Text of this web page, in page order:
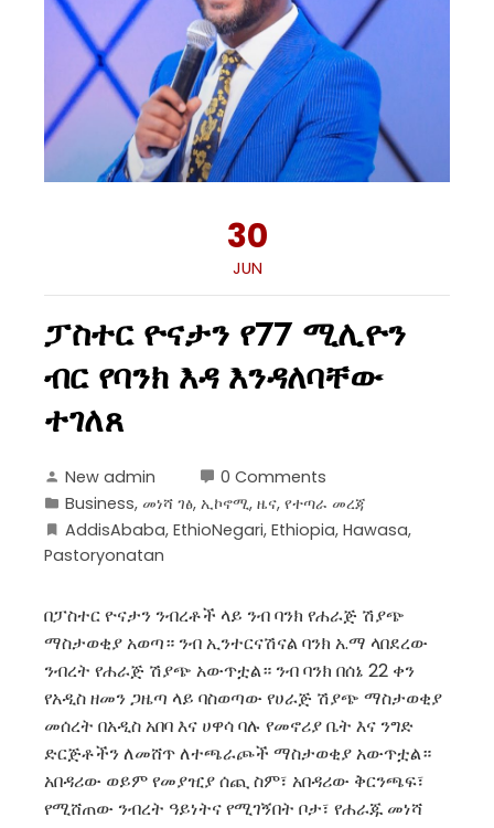
30
JUN
ፓስተር ዮናታን የ77 ሚሊዮን
ብር የባንክ እዳ እንዳለባቸው
ተገለጸ
New admin
0 Comments
Business, መነሻ ገፅ, ኢኮኖሚ, ዜና, የተጣራ መረጃ
AddisAbaba, EthioNegari, Ethiopia, Hawasa,
Pastoryonatan
በፓስተር ዮናታን ንብረቶች ላይ ንብ ባንክ የሐራጅ ሽያጭ
ማስታወቂያ አወጣ። ንብ ኢንተርናሽናል ባንክ አ.ማ ላበደረው
ንብረት የሐራጅ ሽያጭ አውጥቷል። ንብ ባንክ በሰኔ 22 ቀን
የአዲስ ዘመን ጋዜጣ ላይ ባስወጣው የሀራጅ ሽያጭ ማስታወቂያ
መሰረት በአዲስ አበባ እና ሀዋሳ ባሉ የመኖሪያ ቤት እና ንግድ
ድርጅቶችን ለመሸጥ ለተጫራጮች ማስታወቂያ አውጥቷል።
አበዳሪው ወይም የመያዢያ ሰጪ ስም፣ አበዳሪው ቅርንጫፍ፣
የሚሸጠው ንብረት ዓይነትና የሚገኝበት ቦታ፣ የሐራጁ መነሻ